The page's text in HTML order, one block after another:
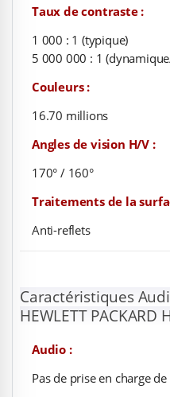
Taux de contraste :
1 000 : 1 (typique)
5 000 000 : 1
Couleurs :
16.70 millions
Angles de vision H/V :
170° / 160°
Traitements de la
Anti-reflets
Caractéristiques
HEWLETT PACKARD
Audio :
Pas de prise en charge